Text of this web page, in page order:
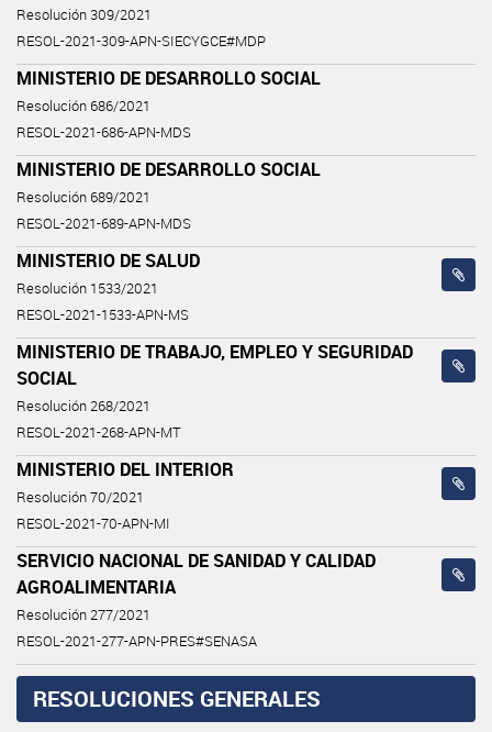
Resolución 309/2021
RESOL-2021-309-APN-SIECYGCE#MDP
MINISTERIO DE DESARROLLO SOCIAL
Resolución 686/2021
RESOL-2021-686-APN-MDS
MINISTERIO DE DESARROLLO SOCIAL
Resolución 689/2021
RESOL-2021-689-APN-MDS
MINISTERIO DE SALUD
Resolución 1533/2021
RESOL-2021-1533-APN-MS
MINISTERIO DE TRABAJO, EMPLEO Y SEGURIDAD
SOCIAL
Resolución 268/2021
RESOL-2021-268-APN-MT
MINISTERIO DEL INTERIOR
Resolución 70/2021
RESOL-2021-70-APN-MI
SERVICIO NACIONAL DE SANIDAD Y CALIDAD
AGROALIMENTARIA
Resolución 277/2021
RESOL-2021-277-APN-PRES#SENASA
RESOLUCIONES GENERALES